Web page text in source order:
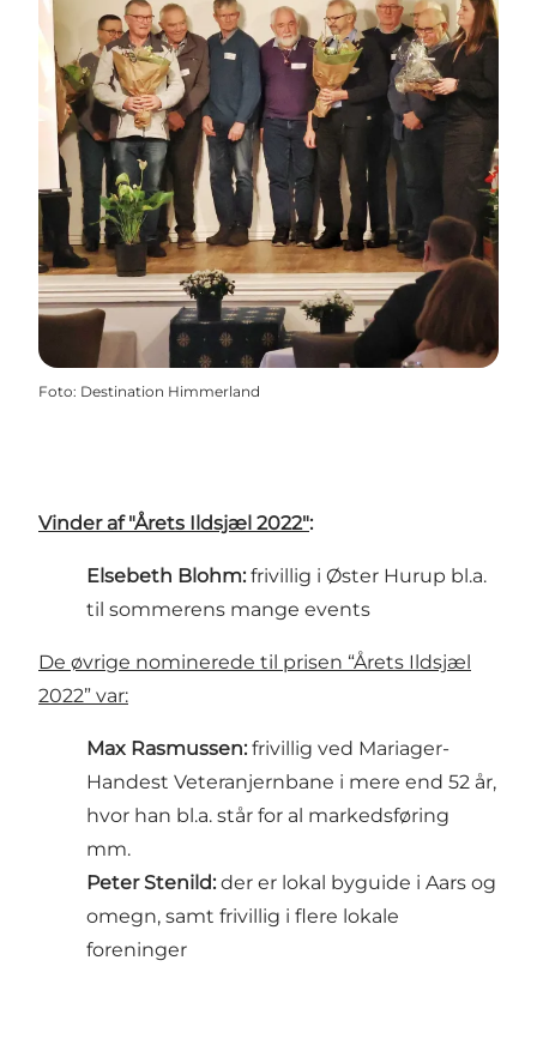
Foto: Destination Himmerland
Vinder af "Årets Ildsjæl 2022":
Elsebeth Blohm: frivillig i Øster Hurup bl.a.
til sommerens mange events
De øvrige nominerede til prisen “Årets Ildsjæl
2022” var:
Max Rasmussen: frivillig ved Mariager-
Handest Veteranjernbane i mere end 52 år,
hvor han bl.a. står for al markedsføring
mm.
Peter Stenild: der er lokal byguide i Aars og
omegn, samt frivillig i flere lokale
foreninger